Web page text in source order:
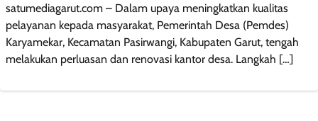
satumediagarut.com – Dalam upaya meningkatkan kualitas
pelayanan kepada masyarakat, Pemerintah Desa (Pemdes)
Karyamekar, Kecamatan Pasirwangi, Kabupaten Garut, tengah
melakukan perluasan dan renovasi kantor desa. Langkah […]